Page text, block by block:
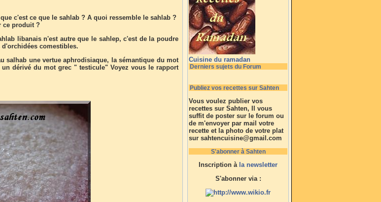
c'est ce que le sahlab ? A quoi ressemble le sahlab ?
ce produit ?
libanais n'est autre que le sahlep, c'est de la poudre
d'orchidées comestibles.
salhab une vertue aphrodisiaque, la sémantique du mot
dérivé du mot grec " testicule" Voyez vous le rapport
Cuisine du ramadan
Derniers sujets du Forum
Publiez vos recettes sur Sahten
Vous voulez publier vos
recettes sur Sahten, Il vous
suffit de poster sur le forum ou
de m'envoyer par mail votre
recette et la photo de votre plat
sur sahtencuisine@gmail.com
S'abonner à Sahten
Inscription à la newsletter
S'abonner via :